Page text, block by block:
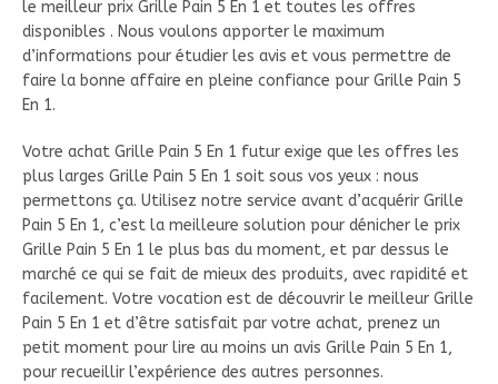
le meilleur prix Grille Pain 5 En 1 et toutes les offres
disponibles . Nous voulons apporter le maximum
d’informations pour étudier les avis et vous permettre de
faire la bonne affaire en pleine confiance pour Grille Pain 5
En 1.
Votre achat Grille Pain 5 En 1 futur exige que les offres les
plus larges Grille Pain 5 En 1 soit sous vos yeux : nous
permettons ça. Utilisez notre service avant d’acquérir Grille
Pain 5 En 1, c’est la meilleure solution pour dénicher le prix
Grille Pain 5 En 1 le plus bas du moment, et par dessus le
marché ce qui se fait de mieux des produits, avec rapidité et
facilement. Votre vocation est de découvrir le meilleur Grille
Pain 5 En 1 et d’être satisfait par votre achat, prenez un
petit moment pour lire au moins un avis Grille Pain 5 En 1,
pour recueillir l’expérience des autres personnes.